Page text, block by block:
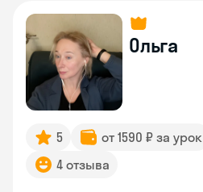
Ольга
5 от 1590 ₽ за урок
4 отзыва